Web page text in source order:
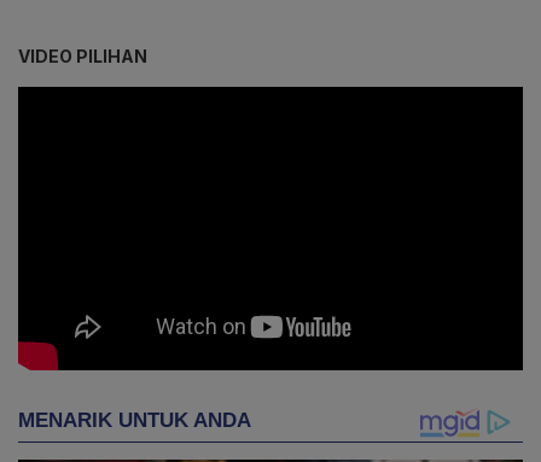
VIDEO PILIHAN